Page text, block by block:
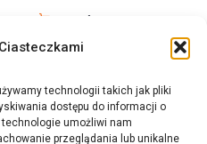
technologii takich jak pliki
dostępu do informacji o
umożliwi nam
przeglądania lub unikalne